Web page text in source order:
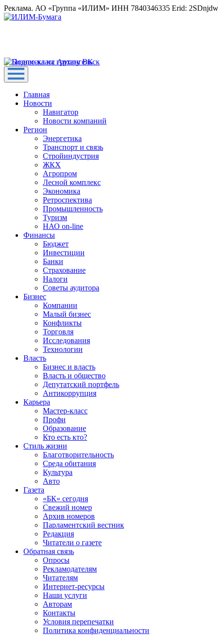
Реклама. АО «Группа «ИЛИМ» ИНН 7840346335 Erid:
Главная
Новости
Навигатор
Новости компаний
Регион
Энергетика
Транспорт и связь
Стройиндустрия
ЖКХ
Агропром
Лесной комплекс
Экономика
Ретроспектива
Промышленность
Туризм
НАО on-line
Финансы
Бюджет
Инвестиции
Банки
Страхование
Налоги
Советы аудитора
Бизнес
Компании
Малый бизнес
Конфликты
Торговля
Исследования
Технологии
Власть
Бизнес и власть
Власть и общество
Депутатский портфель
Антикоррупция
Карьера
Мастер-класс
Профи
Образование
Кто есть кто?
Стиль жизни
Благотворительность
Среда обитания
Культура
Авто
Газета
«БК» сегодня
Свежий номер
Архив номеров
Парламентский вестник
Редакция
Читатели о газете
Обратная связь
Опросы
Рекламодателям
Читателям
Интернет-ресурсы
Наши услуги
Авторам
Контакты
Условия перепечатки
Политика конфиденциальности